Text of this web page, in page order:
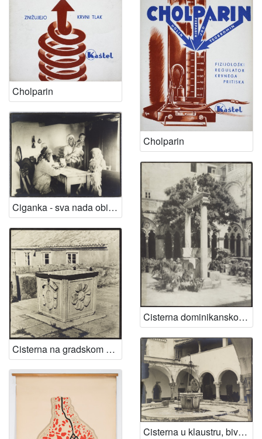
Cholparin
Cholparin
Ciganka - sva nada obitelji
Cisterna dominikanskog samostana u Dubrovniku
Cisterna na gradskom zidu u Dubrovniku
Cisterna u klaustru, bivši samostan na Čiovu